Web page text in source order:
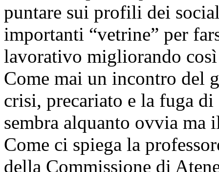
puntare sui profili dei
importanti “vetrine” per
lavorativo migliorando
Come mai un incontro del
crisi, precariato e la fuga
sembra alquanto ovvia
Come ci spiega la
della Commissione di